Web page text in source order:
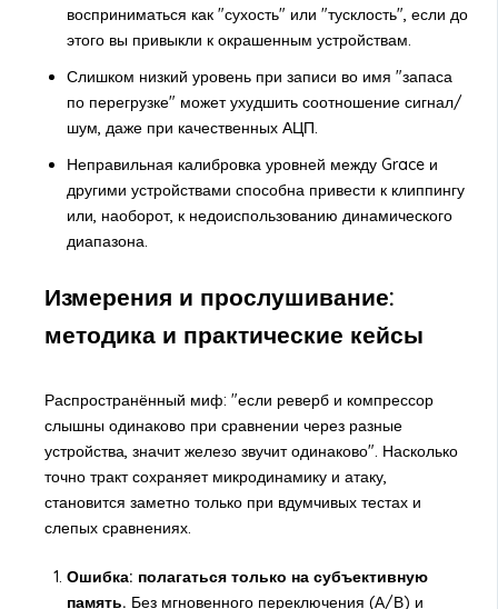
восприниматься как "сухость" или "тусклость", если до
этого вы привыкли к окрашенным устройствам.
Слишком низкий уровень при записи во имя "запаса
по перегрузке" может ухудшить соотношение сигнал/
шум, даже при качественных АЦП.
Неправильная калибровка уровней между Grace и
другими устройствами способна привести к клиппингу
или, наоборот, к недоиспользованию динамического
диапазона.
Измерения и прослушивание:
методика и практические кейсы
Распространённый миф: "если реверб и компрессор
слышны одинаково при сравнении через разные
устройства, значит железо звучит одинаково". Насколько
точно тракт сохраняет микродинамику и атаку,
становится заметно только при вдумчивых тестах и
слепых сравнениях.
Ошибка: полагаться только на субъективную
память. Без мгновенного переключения (А/В) и